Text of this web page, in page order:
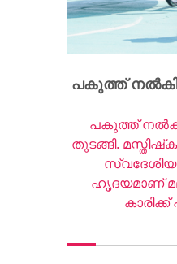
പകുത്ത്
പകുത്ത്
തുടങ്ങി.
ഹൃദയമാണ്